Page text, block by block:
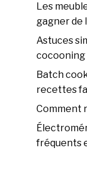
Les
gagner de
Astuces
cocooning
Batch
recettes
Comment
fréquents